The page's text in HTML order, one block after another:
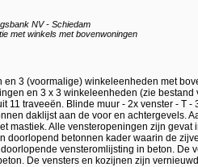
NV - Schiedam
met winkels met bovenwoningen
en 3 (voormalige) winkeleenheden met
en 3 x 3 winkeleenheden (zie bestand
11 traveeën. Blinde muur - 2x venster - T -
daklijst aan de voor en achtergevels.
mastiek. Alle vensteropeningen zijn
doorlopend betonnen kader waarin de
vensteromlijsting in beton. De
De vensters en kozijnen zijn